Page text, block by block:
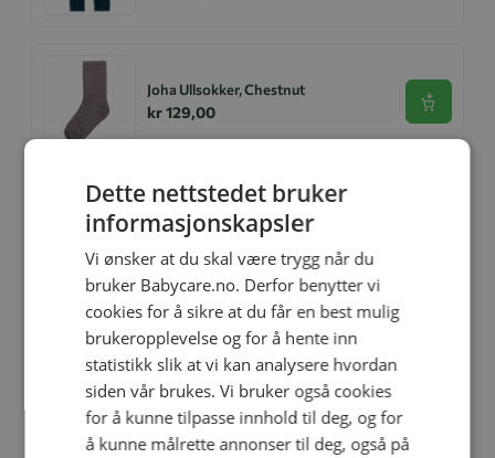
Joha Ullsokker, Chestnut
kr 129,00 Se
Genser, Joha, LS, Creme
Joha Ullsokker, Grønnmelert
kr 129,00
Dette nettstedet bruker
informasjonskapsler
Vi ønsker at du skal være trygg når du
bruker Babycare.no. Derfor benytter vi
cookies for å sikre at du får en best mulig
brukeropplevelse og for å hente inn
statistikk slik at vi kan analysere hvordan
siden vår brukes. Vi bruker også cookies
for å kunne tilpasse innhold til deg, og for
å kunne målrette annonser til deg, også på